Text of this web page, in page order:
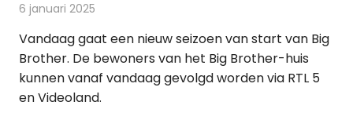
6 januari 2025
Vandaag gaat een nieuw seizoen van start van Big
Brother. De bewoners van het Big Brother-huis
kunnen vanaf vandaag gevolgd worden via RTL 5
en Videoland.